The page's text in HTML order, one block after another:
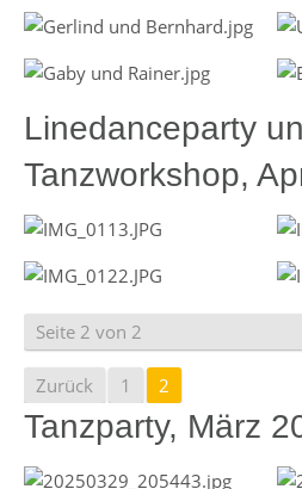
Linedanceparty
Tanzworkshop,
Seite 2 von 2
Zurück 1 2
Tanzparty, März